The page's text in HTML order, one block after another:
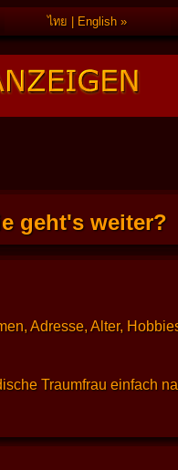
ไทย | English
geht's weiter?
Adresse, Alter,
Traumfrau einfach